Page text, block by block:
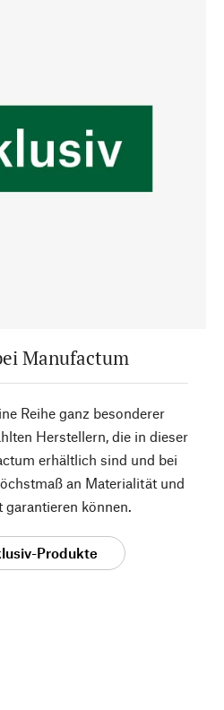
Manufactum
Reihe ganz besonderer
Herstellern, die in dieser
erhältlich sind und bei
an Materialität und
garantieren können.
Produkte